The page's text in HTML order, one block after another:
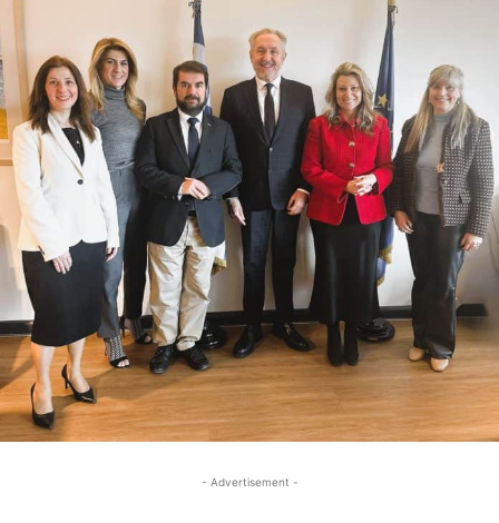
- Advertisement -